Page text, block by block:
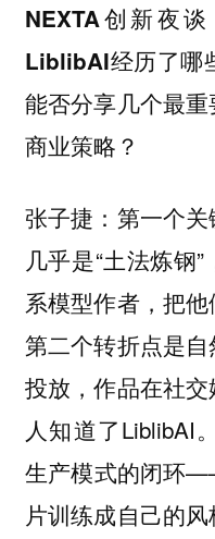
NEXTA创新夜
LiblibAI经历了哪
能否分享几个最
商业策略？
张子捷 ：第一个
几乎是“土法炼钢
系模型作者，把他
第二个转折点是
投放，作品在社
人知道了LiblibAI
生产模式的闭环
片训练成自己的